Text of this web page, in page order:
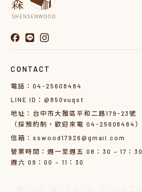
CONTACT
電話：04-25608484
LINE ID：@850vuqst
地址：台中市大雅區平和二路179-23號
（採預約制，歡迎來電 04-25608484）
信箱：sswood17926@gmail.com
營業時間：週一至週五 08：30 – 17：30
週六 09：00 – 11：30